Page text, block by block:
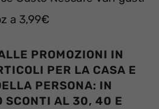
a 3,99€
PROMOZIONI IN
PER LA CASA E
PERSONA: IN
SCONTI AL 30, 40 E